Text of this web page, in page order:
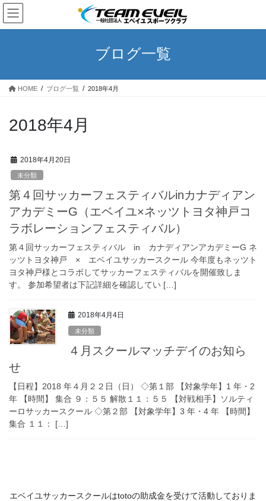
コ
ン
テ
ス
ナ
ビ
ゲ
ン
ブログ一覧
HOME ブログ一覧 2018年4月
2018年4月
2018年4月20日
未分類
第４回サッカーフェスティバルinカナディアン
アカデミーG（エベイユ×ネッツトヨタ神戸コ
ラボレーションフェスティバル）
第４回サッカーフェスティバル in カナディアンアカデミーG ネ
ッツトヨタ神戸 × エベイユサッカースクール 今年度もネッツト
ヨタ神戸様とコラボしてサッカーフェスティバルを開催致しま
す。 参加希望者は下記詳細を確認してい […]
2018年4月4日
未分類
４月スクールマッチデイのお知ら
せ
【日程】2018 年４月２２日（日） ◇第１部 【対象学年】1 年・2
年 【時間】 集合 ９：５５ 解散１１：５５ 【対戦相手】ソルティ
ーロサッカースクール ◇第２部 【対象学年】3 年・4 年 【時間】
集合 １１： […]
エベイユサッカースクールはtotoの助成金を受けて活動してお りま